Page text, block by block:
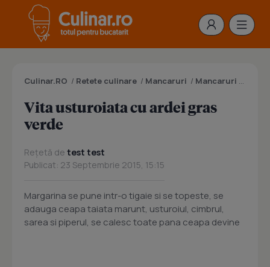
Culinar.RO / Retete culinare / Mancaruri / Mancaruri cu carne
Vita usturoiata cu ardei gras
verde
Rețetă de test test
Publicat: 23 Septembrie 2015, 15:15
Margarina se pune intr-o tigaie si se topeste, se
adauga ceapa taiata marunt, usturoiul, cimbrul,
sarea si piperul, se calesc toate pana ceapa devine